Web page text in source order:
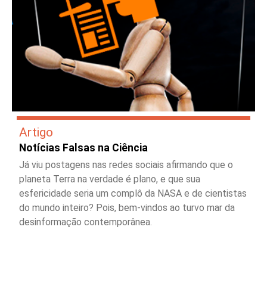
Artigo
Notícias Falsas na Ciência
Já viu postagens nas redes sociais afirmando que o
planeta Terra na verdade é plano, e que sua
esfericidade seria um complô da NASA e de cientistas
do mundo inteiro? Pois, bem-vindos ao turvo mar da
desinformação contemporânea.